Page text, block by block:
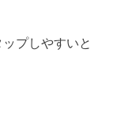
プしやすいと